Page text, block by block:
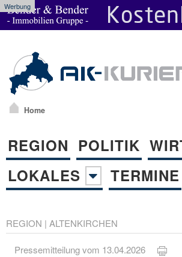
Werbung
Home
REGION POLITIK
LOKALES
TERMINE
REGION | ALTENKIRCHEN
Pressemitteilung vom 13.04.2026